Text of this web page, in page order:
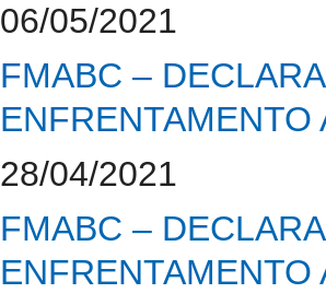
06/05/2021
FMABC –
ENFRENTAMENTO
28/04/2021
FMABC –
ENFRENTAMENTO